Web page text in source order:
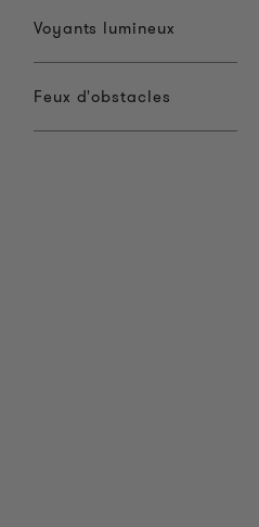
Voyants lumineux
Feux d'obstacles